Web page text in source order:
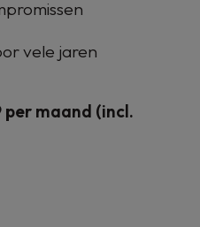
vele jaren
per maand (incl.